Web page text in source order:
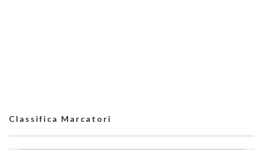
Classifica Marcatori